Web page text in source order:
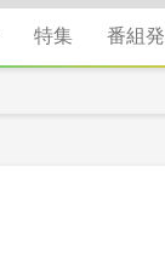
特集 番組発